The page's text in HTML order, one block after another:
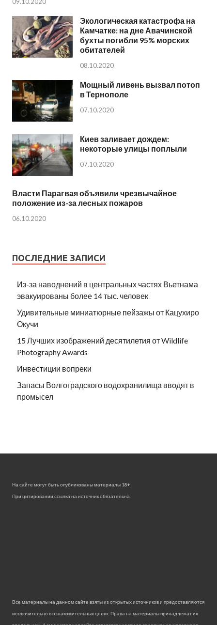
09.10.2020
Экологическая катастрофа на
Камчатке: на дне Авачинской
бухты погибли 95% морских
обитателей
08.10.2020
Мощный ливень вызвал потоп
в Тернополе
07.10.2020
Киев заливает дождем:
некоторые улицы поплыли
07.10.2020
Власти Парагвая объявили чрезвычайное
положение из-за лесных пожаров
06.10.2020
ПОСЛЕДНИЕ ЗАПИСИ
Из-за наводнений в центральных частях Вьетнама
эвакуированы более 14 тыс. человек
Удивительные миниатюрные пейзажы от Кацухиро
Окучи
15 Лучших изображений десятилетия от Wildlife
Photography Awards
Инвестиции вопреки
Запасы Волгоградского водохранилища вводят в
промысел
На сайте могут быть опубликованы материалы 18+!
При цитировании ссылка на источник обязательна.
Все материалы на данном сайте взяты из открытых источников и предоставляются
исключительно в ознакомительных целях. Права на материалы принадлежат их